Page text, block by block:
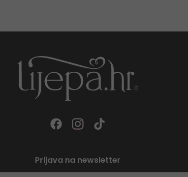
Prijava na newsletter